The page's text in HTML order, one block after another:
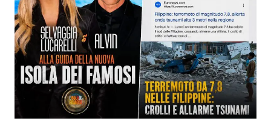
Benessere
Casa
Moda e Style
Mondo Mamma
Cucina e Ricette
Consigli di Cucina
Dolci
Le Ricette in TV